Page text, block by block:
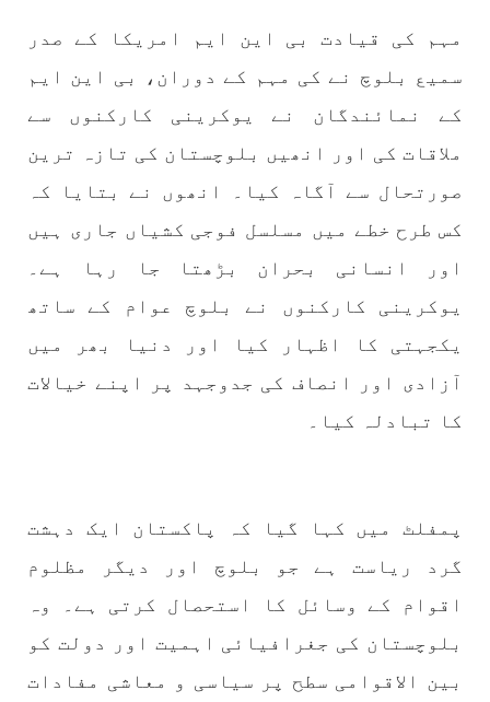
اور کہانی ختم ہوتی ہے – گہور مینگل
اور کہانی ختم ہوتی ہے! تحریر : گہور مینگل
نفسیاتی جنگ ایک آزمودہ اور کارآمد ہتھیار
شکست و ریخت کے لیے یہی حکمتِ عملی اپنائے
مضامین
بلوچ نوجوانوں کے عدم شرکت کی وجوہات ۔ سلیم
بی ایس او۔ کسی بھی کام کو کرنے اسے صحیح طریقے
سے پائے تکیمل تک پہنچانے کے لئے توانائی،و
SHARE
مہم کی قیادت بی این ایم امریکا کے صدر
سمیع بلوچ نے کی مہم کے دوران، بی این ایم
کے نمائندگان نے یوکرینی کارکنوں سے
ملاقات کی اور انھیں بلوچستان کی تازہ ترین
صورتحال سے آگاہ کیا۔ انھوں نے بتایا کہ
کس طرح خطے میں مسلسل فوجی کشیاں جاری ہیں
اور انسانی بحران بڑھتا جا رہا ہے۔
یوکرینی کارکنوں نے بلوچ عوام کے ساتھ
یکجہتی کا اظہار کیا اور دنیا بھر میں
آزادی اور انصاف کی جدوجہد پر اپنے خیالات
کا تبادلہ کیا۔
پمفلٹ میں کہا گیا کہ پاکستان ایک دہشت
گرد ریاست ہے جو بلوچ اور دیگر مظلوم
اقوام کے وسائل کا استحصال کرتی ہے۔ وہ
بلوچستان کی جغرافیائی اہمیت اور دولت کو
بین الاقوامی سطح پر سیاسی و معاشی مفادات